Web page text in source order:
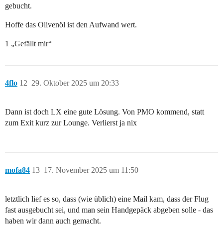
gebucht.
Hoffe das Olivenöl ist den Aufwand wert.
1 „Gefällt mir“
4flo 29. Oktober 2025 um 20:33
12
Dann ist doch LX eine gute Lösung. Von PMO kommend, statt
zum Exit kurz zur Lounge. Verlierst ja nix
mofa84 17. November 2025 um 11:50
13
letztlich lief es so, dass (wie üblich) eine Mail kam, dass der Flug
fast ausgebucht sei, und man sein Handgepäck abgeben solle - das
haben wir dann auch gemacht.